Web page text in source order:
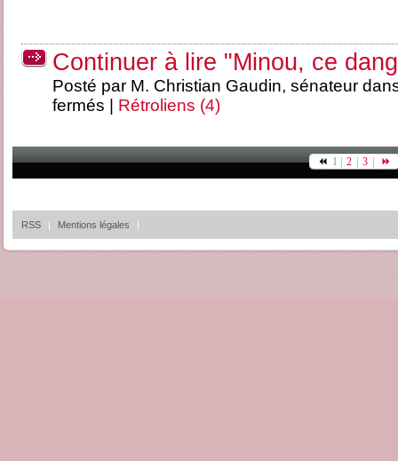
Continuer à lire "Minou, ce
Posté par M. Christian Gaudin, sénateur
fermés
Rétroliens (4)
1 | 2 3
RSS | Mentions légales |